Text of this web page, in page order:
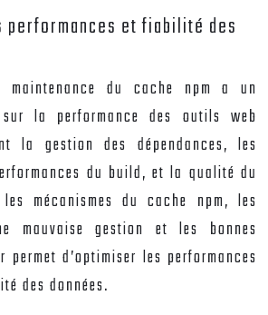
performances et fiabilité des
du cache npm a un
la performance des outils web
la gestion des dépendances, les
du build, et la qualité du
les mécanismes du cache npm, les
mauvaise gestion et les bonnes
d’optimiser les performances
des données.